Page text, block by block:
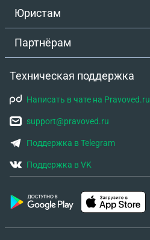
Юристам
Партнёрам
Техническая поддержка
Написать в чате на Pravoved.ru
support@pravoved.ru
Поддержка в Telegram
Поддержка в VK